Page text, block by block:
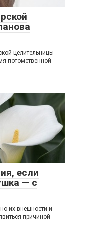
целительницы
потомственной
если
— с
их внешности и
причиной